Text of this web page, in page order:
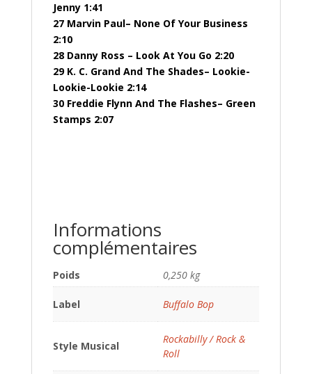
Jenny 1:41
27 Marvin Paul– None Of Your Business
2:10
28 Danny Ross – Look At You Go 2:20
29 K. C. Grand And The Shades– Lookie-
Lookie-Lookie 2:14
30 Freddie Flynn And The Flashes– Green
Stamps 2:07
Informations
complémentaires
Poids 0,250 kg
Label Buffalo Bop
Style Musical
Rockabilly / Rock &
Roll